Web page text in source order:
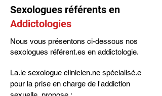
Sexologues référents en
Addictologies
Nous vous présentons ci-dessous nos
sexologues référent.es en addictologie.
La.le sexologue clinicien.ne spécialisé.e
pour la prise en charge de l'addiction